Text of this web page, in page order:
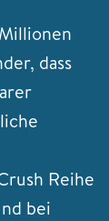
dass
Reihe
bei